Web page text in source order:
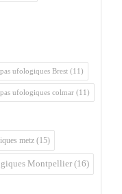
ufologiques Brest (11)
ufologiques colmar (11)
metz (15)
Montpellier (16)